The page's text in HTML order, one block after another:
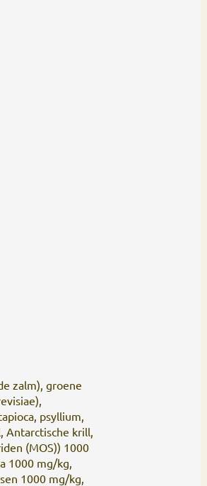
zalm), groene
psyllium,
Antarctische krill,
(MOS)) 1000
1000 mg/kg,
1000 mg/kg,